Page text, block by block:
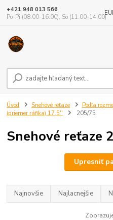
+421 948 013 566
Po-Pi (08:00-16:00), So (11:00-14:00)
Úvod Snehové reťaze
Podľa
(priemer ráfika) 17,5''
205/75
Snehové reťaze
Upresniť
Najnovšie Najlacnejšie